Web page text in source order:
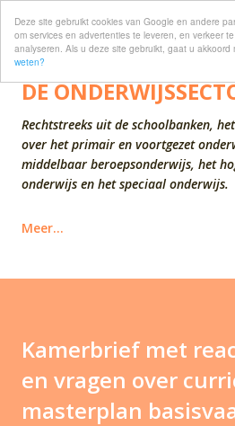
Deze site gebruikt cookies van Google en andere
om services en advertenties te leveren, en verkeer te
analyseren. Als u deze site gebruikt, gaat u akkoord
weten?
Doorgaan naar
DE
Rechtstreeks uit de schoolbanken,
over het primair en voortgezet
middelbaar beroepsonderwijs, het
onderwijs en het speciaal onderwijs.
Meer…
Kamerbrief met
en vragen over
masterplan